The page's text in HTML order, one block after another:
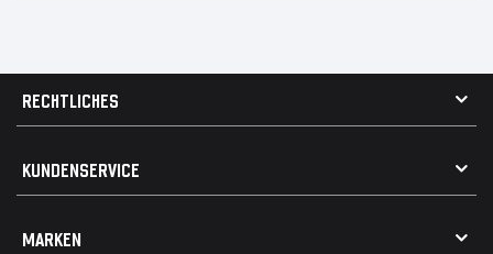
RECHTLICHES
Widerrufsrecht
KUNDENSERVICE
MARKEN